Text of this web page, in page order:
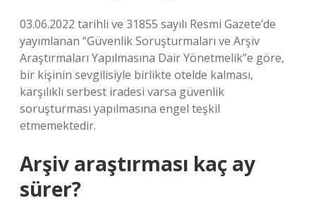
03.06.2022 tarihli ve 31855 sayılı Resmi Gazete’de
yayımlanan “Güvenlik Soruşturmaları ve Arşiv
Araştırmaları Yapılmasına Dair Yönetmelik”e göre,
bir kişinin sevgilisiyle birlikte otelde kalması,
karşılıklı serbest iradesi varsa güvenlik
soruşturması yapılmasına engel teşkil
etmemektedir.
Arşiv araştırması kaç ay
sürer?